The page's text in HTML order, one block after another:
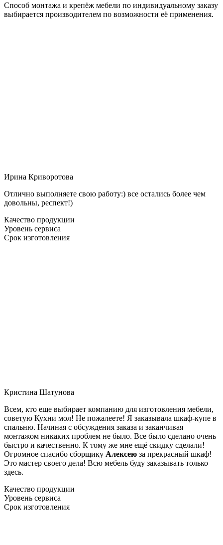
Способ монтажа и крепёж мебели по индивидуальному заказу
выбирается производителем по возможности её применения.
Ирина Криворотова
Отлично выполняете свою работу:) все остались более чем
довольны, респект!)
Качество продукции
Уровень сервиса
Срок изготовления
Кристина Шатунова
Всем, кто еще выбирает компанию для изготовления мебели,
советую Кухни мол! Не пожалеете! Я заказывала шкаф-купе в
спальню. Начиная с обсуждения заказа и заканчивая
монтажом никаких проблем не было. Все было сделано очень
быстро и качественно. К тому же мне ещё скидку сделали!
Огромное спасибо сборщику Алексею за прекрасный шкаф!
Это мастер своего дела! Всю мебель буду заказывать только
здесь.
Качество продукции
Уровень сервиса
Срок изготовления